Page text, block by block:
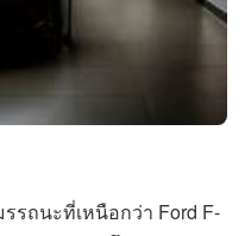
รรถนะที่เหนือกว่า Ford F-